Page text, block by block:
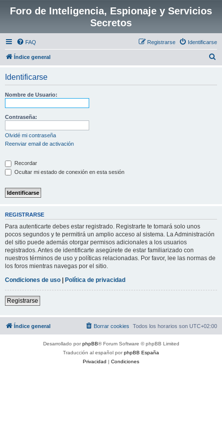
Foro de Inteligencia, Espionaje y Servicios
Secretos
FAQ Identificarse
Registrarse
Índice general
Identificarse
Nombre de Usuario:
Contraseña:
Olvidé mi contraseña
Reenviar email de activación
Recordar
Ocultar mi estado de conexión en esta sesión
REGISTRARSE
Para autenticarte debes estar registrado. Registrarte te tomará solo unos
pocos segundos y te permitirá un amplio acceso al sistema. La Administración
del sitio puede además otorgar permisos adicionales a los usuarios
registrados. Antes de identificarte asegúrete de estar familiarizado con
nuestros términos de uso y políticas relacionadas. Por favor, lee las normas de
los foros mientras navegas por el sitio.
Condiciones de uso | Política de privacidad
Registrarse
Índice general Todos los horarios son UTC+02:00
Borrar cookies
Desarrollado porphpBB® Forum Software © phpBB Limited
Traducción al español porphpBB España
Privacidad | Condiciones